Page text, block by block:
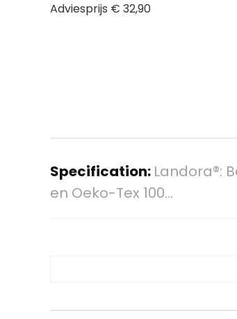
Adviesprijs € 32,90
Specification: Landora®:
en Oeko-Tex 100…